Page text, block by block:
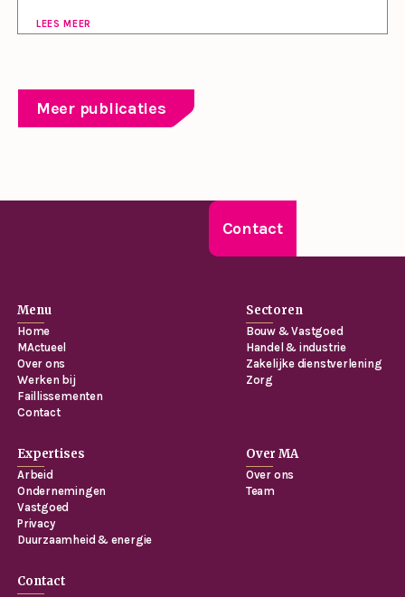
LEES MEER
Meer publicaties
Contact
Menu
Home
MActueel
Over ons
Werken bij
Faillissementen
Contact
Sectoren
Bouw & Vastgoed
Handel & industrie
Zakelijke dienstverlening
Zorg
Expertises
Arbeid
Ondernemingen
Vastgoed
Privacy
Duurzaamheid & energie
Over MA
Over ons
Team
Contact